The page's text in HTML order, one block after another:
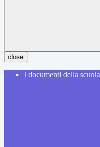
close
I documenti della scuola